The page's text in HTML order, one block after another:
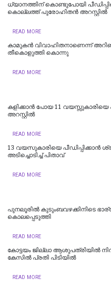
ധ്യാനത്തിന് കൊണ്ടുപോയി
കൊല്ലത്ത് പുരോഹിതന്‍ അറസ്റ്റില്‍
READ MORE
കാമുകൻ വിവാഹിതനാണെന്ന്
തീകൊളുത്തി കൊന്നു
READ MORE
കളിക്കാൻ പോയ 11 വയസ്സുകാരിയെ
അറസ്റ്റിൽ
READ MORE
13 വയസുകാരിയെ
അടിച്ചൊടിച്ച് പിതാവ്
READ MORE
പുനലൂരിൽ കുടുംബവഴക്കിനിടെ
കൊലപ്പെടുത്തി
READ MORE
കോട്ടയം ജില്ലാ ആശുപത്രിയിൽ
കേസിൽ പ്രതി പിടിയിൽ
READ MORE